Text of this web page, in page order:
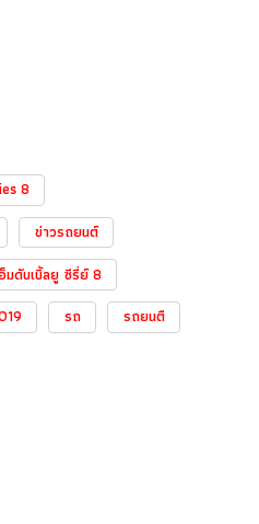
8
ข่าวรถยนต์
มดับเบิ้ลยู ซีรี่ย์ 8
รถ รถยนตื